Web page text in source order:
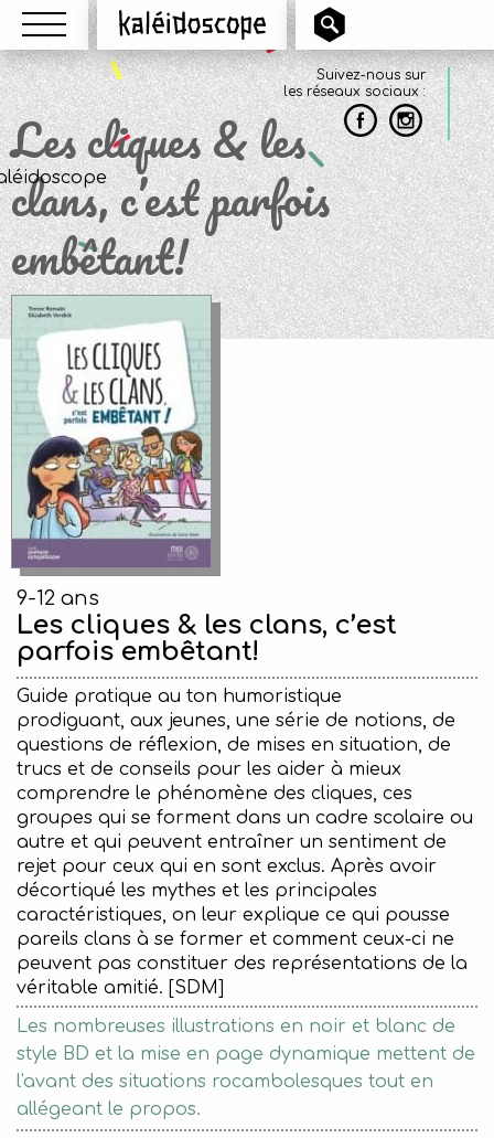
Menu Kaléidoscope
Suivez-nous sur
les réseaux sociaux :
Les cliques & les
clans, c’est parfois
embêtant!
9-12 ans
Les cliques & les clans, c’est
parfois embêtant!
Guide pratique au ton humoristique
prodiguant, aux jeunes, une série de notions, de
questions de réflexion, de mises en situation, de
trucs et de conseils pour les aider à mieux
comprendre le phénomène des cliques, ces
groupes qui se forment dans un cadre scolaire ou
autre et qui peuvent entraîner un sentiment de
rejet pour ceux qui en sont exclus. Après avoir
décortiqué les mythes et les principales
caractéristiques, on leur explique ce qui pousse
pareils clans à se former et comment ceux-ci ne
peuvent pas constituer des représentations de la
véritable amitié. [SDM]
Les nombreuses illustrations en noir et blanc de
style BD et la mise en page dynamique mettent de
l'avant des situations rocambolesques tout en
allégeant le propos.